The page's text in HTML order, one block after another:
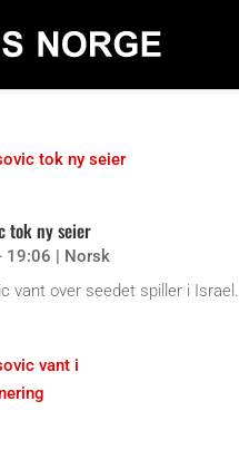
tok ny seier
19:06 | Norsk
vant over seedet spiller i Israel.